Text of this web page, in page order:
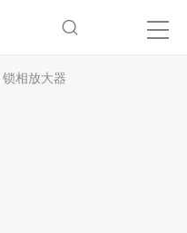
锁相放大器